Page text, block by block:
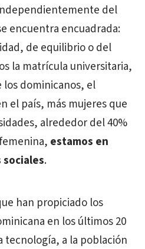
del
encuentra encuadrada:
de equilibrio o del
la matrícula universitaria,
dominicanos, el
el país, más mujeres que
alrededor del 40%
estamos en
sociales.
han propiciado los
en los últimos 20
tecnología, a la población